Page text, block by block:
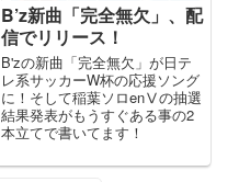
B’z新曲「完全無欠」、配
信でリリース！
B'zの新曲「完全無欠」が日テ
レ系サッカーW杯の応援ソング
に！そして稲葉ソロenⅤの抽選
結果発表がもうすぐある事の2
本立てで書いてます！